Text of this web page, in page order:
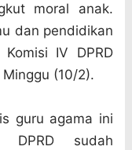
moral anak.
dan pendidikan
IV DPRD
(10/2).
guru agama ini
DPRD sudah